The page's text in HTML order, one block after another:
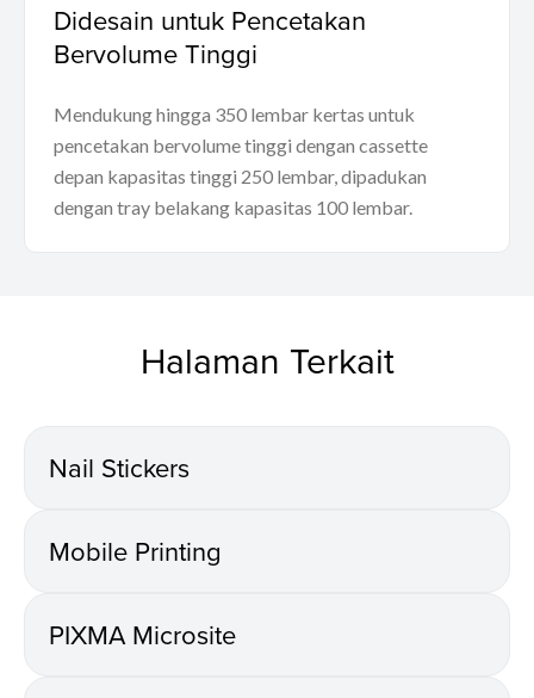
Didesain untuk Pencetakan
Bervolume Tinggi
Mendukung hingga 350 lembar kertas untuk
pencetakan bervolume tinggi dengan cassette
depan kapasitas tinggi 250 lembar, dipadukan
dengan tray belakang kapasitas 100 lembar.
Halaman Terkait
Nail Stickers
Mobile Printing
PIXMA Microsite